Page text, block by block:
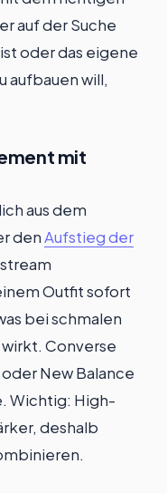
auf der Suche
oder das eigene
aufbauen will,
mit
aus dem
denAufstieg der
Outfit sofort
bei schmalen
Converse
oder New Balance
Wichtig: High-
deshalb